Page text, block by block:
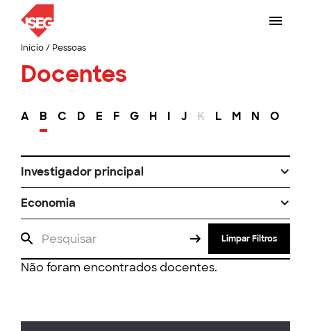
Início/ Pessoas
Docentes
A B C D E F G H I J K L M N O
Investigador principal
Economia
Limpar Filtros
Não foram encontrados docentes.